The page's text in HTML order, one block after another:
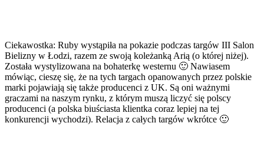
Ciekawostka: Ruby wystąpiła na pokazie podczas targów III Salon
Bielizny w Łodzi, razem ze swoją koleżanką Arią (o której niżej).
Została wystylizowana na bohaterkę westernu 🙂 Nawiasem
mówiąc, cieszę się, że na tych targach opanowanych przez polskie
marki pojawiają się także producenci z UK. Są oni ważnymi
graczami na naszym rynku, z którym muszą liczyć się polscy
producenci (a polska biuściasta klientka coraz lepiej na tej
konkurencji wychodzi). Relacja z całych targów wkrótce 🙂